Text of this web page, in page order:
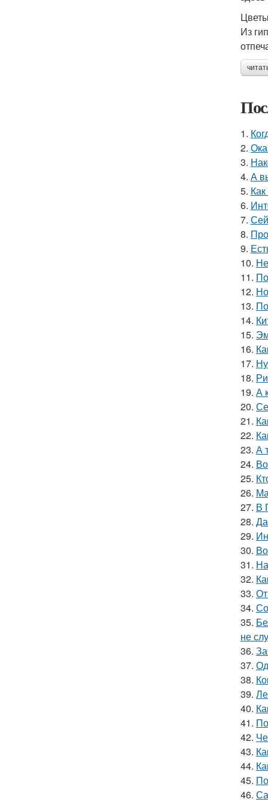
Из
1.
2.
3.
4. А
5.
6.
7.
8.
9.
10.
11.
12.
13.
14.
15.
16.
17.
18.
19. А
20.
21.
22.
23. А
24.
25.
26.
27. В
28.
29.
30.
31.
32.
33.
34.
35.
не
36.
37.
38.
39.
40.
41.
42.
43.
44.
45.
46.